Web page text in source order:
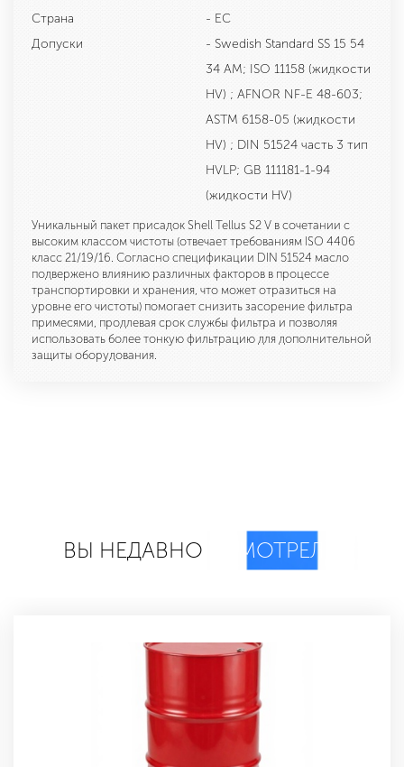
Страна
Допуски
- ЕС
- Swedish Standard SS 15 54
34 AM; ISO 11158 (жидкости
HV) ; AFNOR NF-E 48-603;
ASTM 6158-05 (жидкости
HV) ; DIN 51524 часть 3 тип
HVLP; GB 111181-1-94
(жидкости HV)
Уникальный пакет присадок Shell Tellus S2 V в сочетании с
высоким классом чистоты (отвечает требованиям ISO 4406
класс 21/19/16. Согласно спецификации DIN 51524 масло
подвержено влиянию различных факторов в процессе
транспортировки и хранения, что может отразиться на
уровне его чистоты) помогает снизить засорение фильтра
примесями, продлевая срок службы фильтра и позволяя
использовать более тонкую фильтрацию для дополнительной
защиты оборудования.
ВЫ НЕДАВНО СМОТРЕЛИ